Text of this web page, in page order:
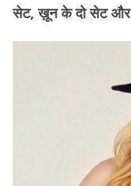
सेट, ख़ून के दो सेट